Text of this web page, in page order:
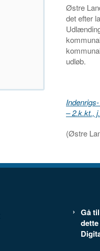
Østre
det efter
udløb.
– 2.k.kt.,
(Østre
Gå